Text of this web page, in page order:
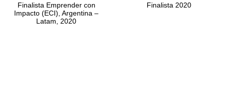
Finalista Emprender con
Impacto (ECI), Argentina –
Latam, 2020
Finalista 2020